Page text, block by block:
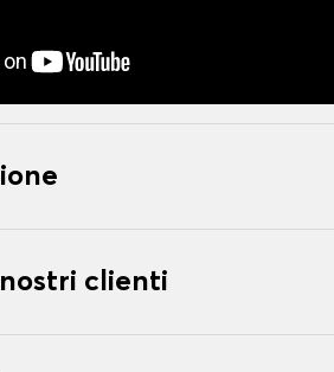
nostri clienti